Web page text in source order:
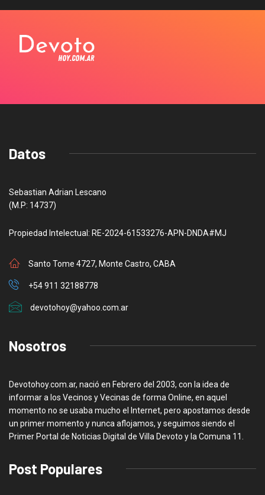
Datos
Sebastian Adrian Lescano
(M.P: 14737)
Propiedad Intelectual: RE-2024-61533276-APN-DNDA#MJ
Santo Tome 4727, Monte Castro, CABA
+54 911 32188778
devotohoy@yahoo.com.ar
Nosotros
Devotohoy.com.ar, nació en Febrero del 2003, con la idea de
informar a los Vecinos y Vecinas de forma Online, en aquel
momento no se usaba mucho el Internet, pero apostamos desde
un primer momento y nunca aflojamos, y seguimos siendo el
Primer Portal de Noticias Digital de Villa Devoto y la Comuna 11.
Post Populares